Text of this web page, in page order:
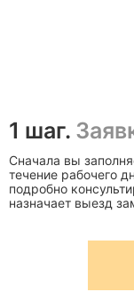
швов
Финишная
1 шаг.
Сначала вы
течение рабочего
подробно
назначает выезд